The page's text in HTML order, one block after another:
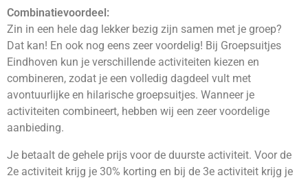
Combinatievoordeel:
Zin in een hele dag lekker bezig zijn samen met je groep?
Dat kan! En ook nog eens zeer voordelig! Bij Groepsuitjes
Eindhoven kun je verschillende activiteiten kiezen en
combineren, zodat je een volledig dagdeel vult met
avontuurlijke en hilarische groepsuitjes. Wanneer je
activiteiten combineert, hebben wij een zeer voordelige
aanbieding.
Je betaalt de gehele prijs voor de duurste activiteit. Voor de
2e activiteit krijg je 30% korting en bij de 3e activiteit krijg je